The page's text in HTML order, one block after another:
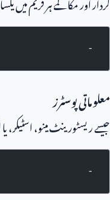
-
معلوماتی پوسٹرز
جیسے ریسٹورینٹ مینو، اسٹیکر، یا
-